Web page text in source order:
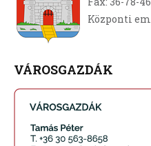
Központi
VÁROSGAZDÁK